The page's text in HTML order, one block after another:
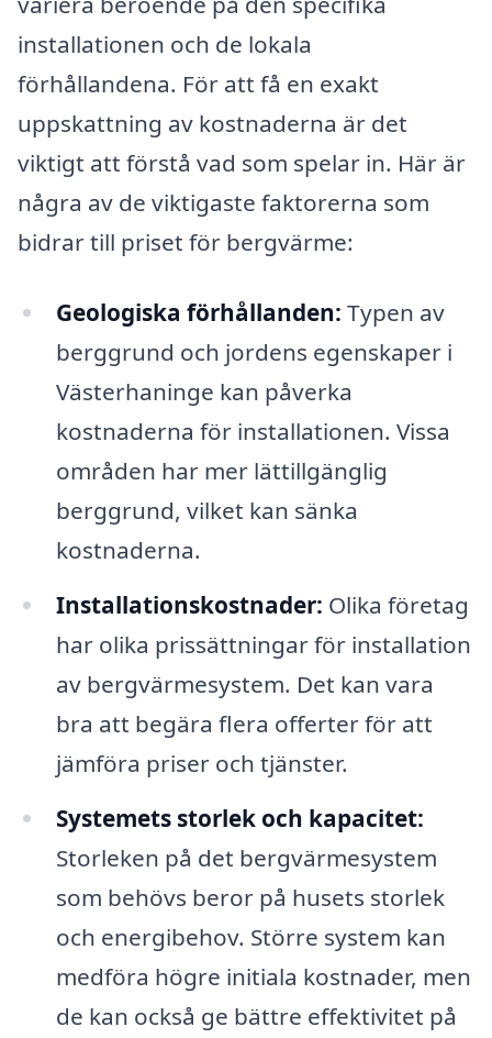
installationen och de lokala
förhållandena. För att få en exakt
uppskattning av kostnaderna är det
viktigt att förstå vad som spelar in. Här är
några av de viktigaste faktorerna som
bidrar till priset för bergvärme:
Geologiska förhållanden: Typen av
berggrund och jordens egenskaper i
Västerhaninge kan påverka
kostnaderna för installationen. Vissa
områden har mer lättillgänglig
berggrund, vilket kan sänka
kostnaderna.
Installationskostnader: Olika företag
har olika prissättningar för installation
av bergvärmesystem. Det kan vara
bra att begära flera offerter för att
jämföra priser och tjänster.
Systemets storlek och kapacitet:
Storleken på det bergvärmesystem
som behövs beror på husets storlek
och energibehov. Större system kan
medföra högre initiala kostnader, men
de kan också ge bättre effektivitet på